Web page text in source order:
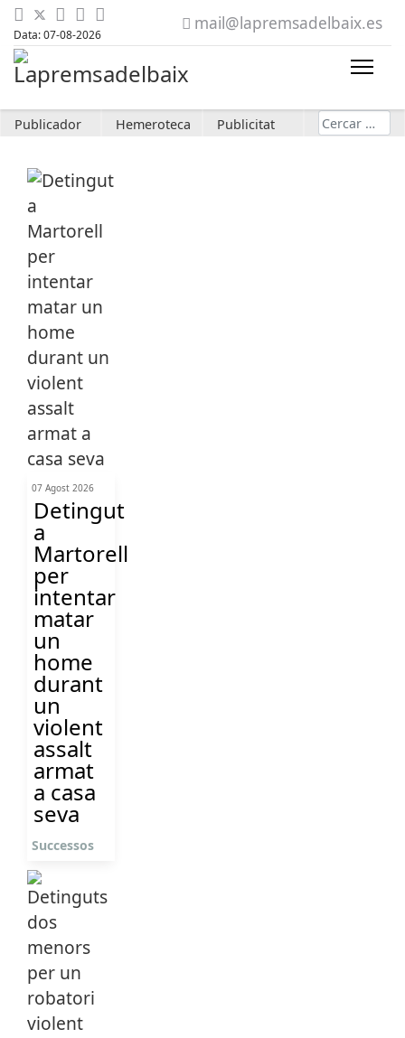
Data: 07-08-2026
mail@lapremsadelbaix.es
Publicador Hemeroteca Publicitat Cerca
07 Agost 2026
Detingut
a
Martorell
per
intentar
matar
un
home
durant
un
violent
assalt
armat
a casa
seva
Successos